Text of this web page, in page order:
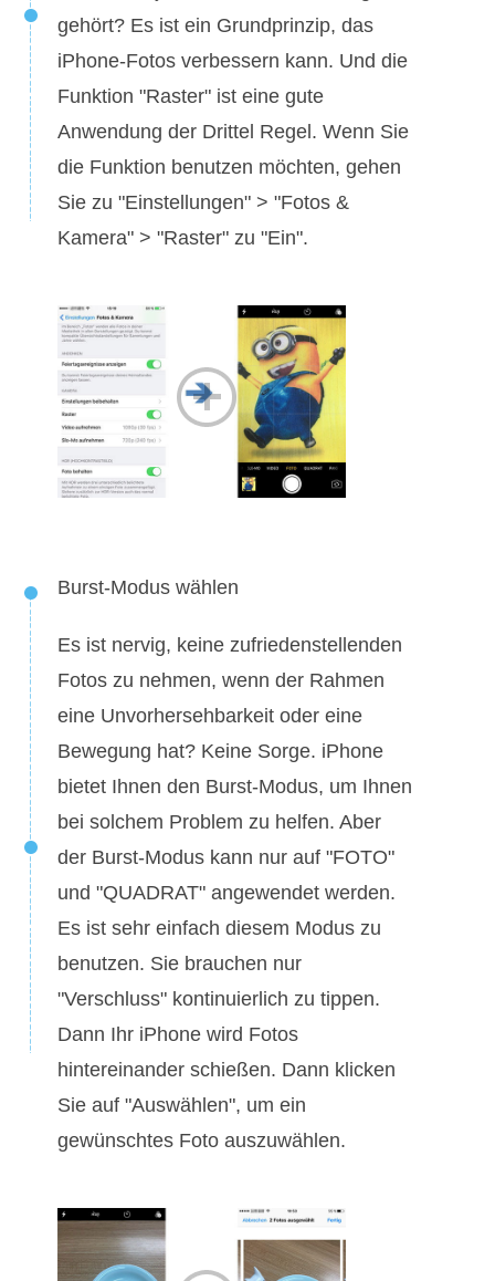
gehört? Es ist ein Grundprinzip, das
iPhone-Fotos verbessern kann. Und die
Funktion "Raster" ist eine gute
Anwendung der Drittel Regel. Wenn Sie
die Funktion benutzen möchten, gehen
Sie zu "Einstellungen" > "Fotos &
Kamera" > "Raster" zu "Ein".
Burst-Modus wählen
Es ist nervig, keine zufriedenstellenden
Fotos zu nehmen, wenn der Rahmen
eine Unvorhersehbarkeit oder eine
Bewegung hat? Keine Sorge. iPhone
bietet Ihnen den Burst-Modus, um Ihnen
bei solchem Problem zu helfen. Aber
der Burst-Modus kann nur auf "FOTO"
und "QUADRAT" angewendet werden.
Es ist sehr einfach diesem Modus zu
benutzen. Sie brauchen nur
"Verschluss" kontinuierlich zu tippen.
Dann Ihr iPhone wird Fotos
hintereinander schießen. Dann klicken
Sie auf "Auswählen", um ein
gewünschtes Foto auszuwählen.